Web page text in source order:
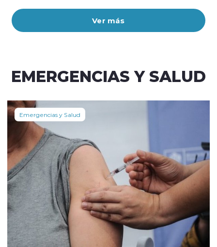
Ver más
EMERGENCIAS Y SALUD
Emergencias y Salud